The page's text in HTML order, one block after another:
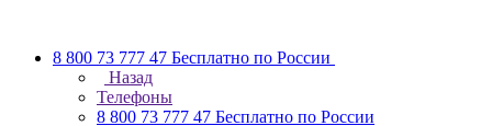
8 800 73 777 47 Бесплатно по России
Назад
Телефоны
8 800 73 777 47 Бесплатно по России